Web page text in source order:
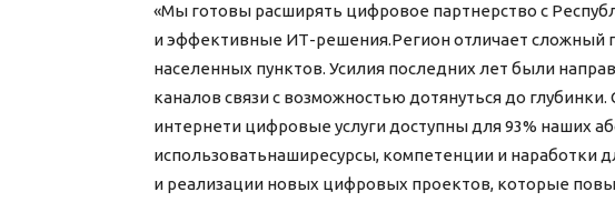
«Мы готовы расширять цифровое партнерство с
и эффективные ИТ-решения.Регион отличает сложный
населенных пунктов. Усилия последних лет были
каналов связи с возможностью дотянуться до
интернети цифровые услуги доступны для 93% наших
использоватьнаширесурсы, компетенции и наработки
и реализации новых цифровых проектов, которые